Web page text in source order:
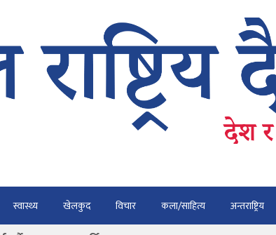
स्वास्थ्य खेलकुद विचार कला/साहित्य अन्तराष्ट्रिय